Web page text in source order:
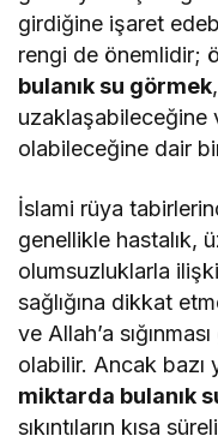
girdiğine işaret
rengi de önemlidir;
bulanık su görmek
uzaklaşabileceğine
olabileceğine dair
İslami rüya
genellikle hastalık,
olumsuzluklarla
sağlığına dikkat
ve Allah’a
olabilir. Ancak bazı
miktarda bulanık
sıkıntıların kısa